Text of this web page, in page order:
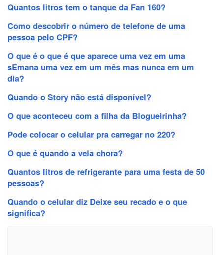
Quantos litros tem o tanque da Fan 160?
Como descobrir o número de telefone de uma
pessoa pelo CPF?
O que é o que é que aparece uma vez em uma
sEmana uma vez em um mês mas nunca em um
dia?
Quando o Story não está disponível?
O que aconteceu com a filha da Blogueirinha?
Pode colocar o celular pra carregar no 220?
O que é quando a vela chora?
Quantos litros de refrigerante para uma festa de 50
pessoas?
Quando o celular diz Deixe seu recado e o que
significa?